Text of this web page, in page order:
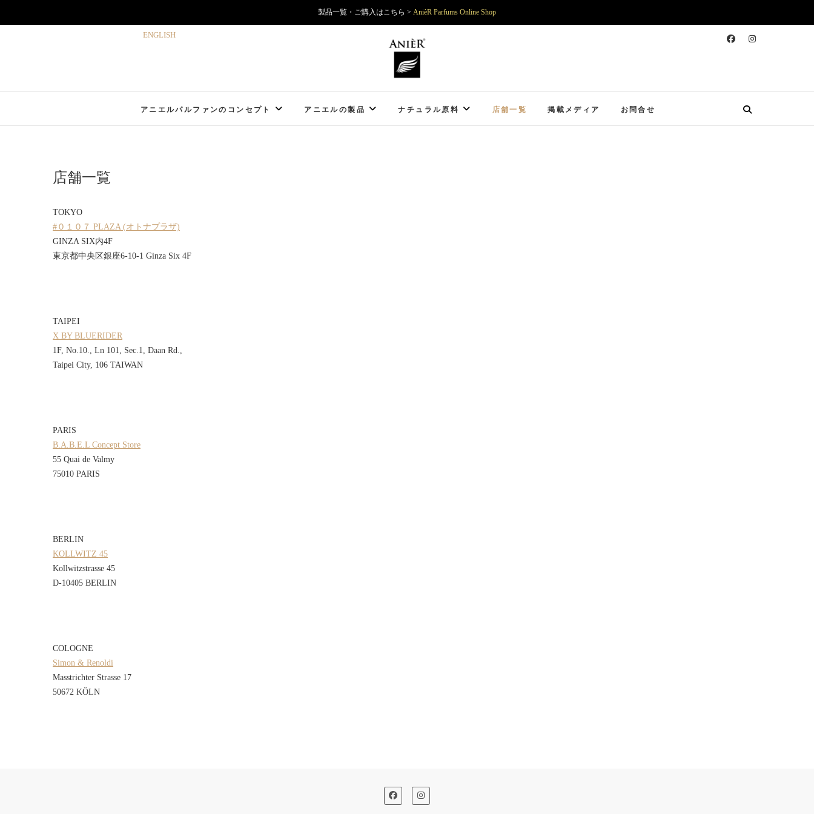
製品一覧・ご購入はこちら > AnièR Parfums Online Shop
ENGLISH
AnièR Parfums
アニエルパルファンのコンセプト アニエルの製品 ナチュラル原料 店舗一覧 掲載メディア お問合せ
店舗一覧
TOKYO
#０１０７ PLAZA (オトナプラザ)
GINZA SIX内4F
東京都中央区銀座6-10-1 Ginza Six 4F
TAIPEI
X BY BLUERIDER
1F, No.10., Ln 101, Sec.1, Daan Rd.,
Taipei City, 106 TAIWAN
PARIS
B.A.B.E.L Concept Store
55 Quai de Valmy
75010 PARIS
BERLIN
KOLLWITZ 45
Kollwitzstrasse 45
D-10405 BERLIN
COLOGNE
Simon & Renoldi
Masstrichter Strasse 17
50672 KÖLN